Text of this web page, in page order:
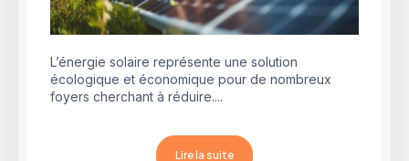
L’énergie solaire représente une solution
écologique et économique pour de nombreux
foyers cherchant à réduire....
Lire la suite